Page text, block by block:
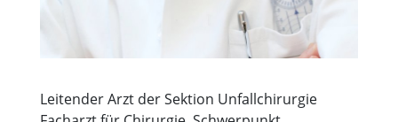
Leitender Arzt der Sektion Unfallchirurgie